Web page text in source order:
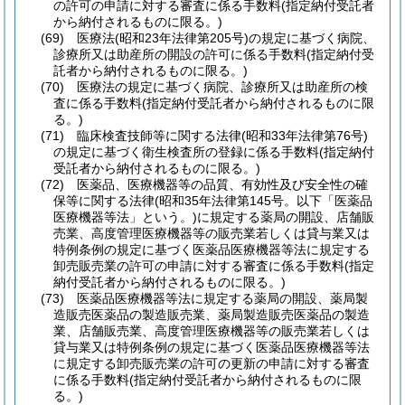
の許可の申請に対する審査に係る手数料(指定納付受託者
から納付されるものに限る。)
(69)
医療法(昭和23年法律第205号)の規定に基づく病院、
診療所又は助産所の開設の許可に係る手数料(指定納付受
託者から納付されるものに限る。)
(70)
医療法の規定に基づく病院、診療所又は助産所の検
査に係る手数料(指定納付受託者から納付されるものに限
る。)
(71)
臨床検査技師等に関する法律(昭和33年法律第76号)
の規定に基づく衛生検査所の登録に係る手数料(指定納付
受託者から納付されるものに限る。)
(72)
医薬品、医療機器等の品質、有効性及び安全性の確
保等に関する法律(昭和35年法律第145号。以下「医薬品
医療機器等法」という。)に規定する薬局の開設、店舗販
売業、高度管理医療機器等の販売業若しくは貸与業又は
特例条例の規定に基づく医薬品医療機器等法に規定する
卸売販売業の許可の申請に対する審査に係る手数料(指定
納付受託者から納付されるものに限る。)
(73)
医薬品医療機器等法に規定する薬局の開設、薬局製
造販売医薬品の製造販売業、薬局製造販売医薬品の製造
業、店舗販売業、高度管理医療機器等の販売業若しくは
貸与業又は特例条例の規定に基づく医薬品医療機器等法
に規定する卸売販売業の許可の更新の申請に対する審査
に係る手数料(指定納付受託者から納付されるものに限
る。)